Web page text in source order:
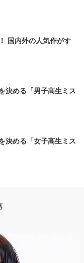
国内外の人気作がす
決める「男子高生ミス
決める「女子高生ミス